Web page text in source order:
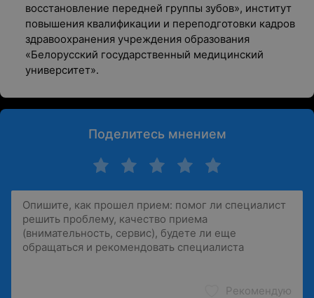
восстановление передней группы зубов», институт
повышения квалификации и переподготовки кадров
здравоохранения учреждения образования
«Белорусский государственный медицинский
университет».
Поделитесь мнением
Рекомендую